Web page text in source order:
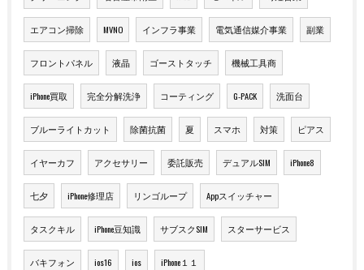
エアコン掃除 MVNO インフラ事業 電気通信媒介事業 副業
フロントパネル 液晶 ゴーストタッチ 機械工具商
iPhone買取 完全分解洗浄 コーティング G-PACK 洗面台
ブルーライトカット 除菌抗菌 夏 スマホ 対策 ピアス
イヤーカフ アクセサリー 委託販売 デュアルSIM iPhone8
七夕 iPhone修理店 リンゴループ Appスイッチャー
タスクキル iPhone豆知識 サブスクSIM スターサービス
バキフォン ios16 ios iPhone１１